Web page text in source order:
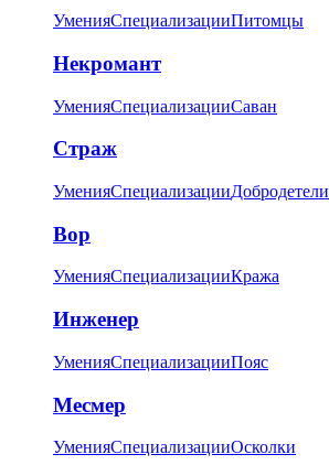
УменияСпециализацииПитомцы
Некромант
УменияСпециализацииСаван
Страж
УменияСпециализацииДобродетели
Вор
УменияСпециализацииКража
Инженер
УменияСпециализацииПояс
Месмер
УменияСпециализацииОсколки